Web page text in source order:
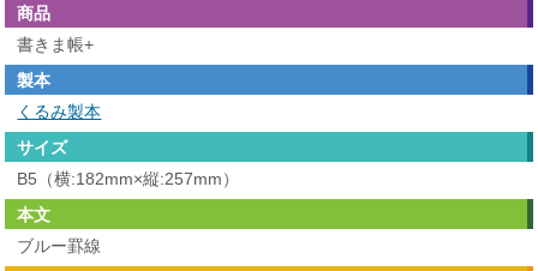
商品
書きま帳+
製本
くるみ製本
サイズ
B5（横:182mm×縦:257mm）
本文
ブルー罫線